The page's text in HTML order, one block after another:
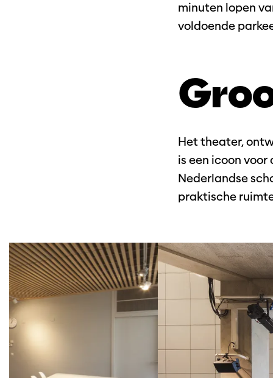
minuten lopen
voldoende
Het theater,
is een icoon
Nederlandse
praktische
Overslaan